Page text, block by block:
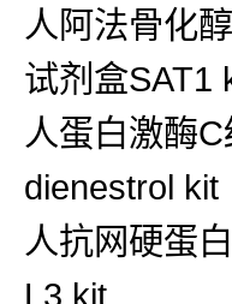
人阿法骨化
试剂盒SAT1
人蛋白激酶
dienestrol kit
人抗网硬蛋
L3 kit